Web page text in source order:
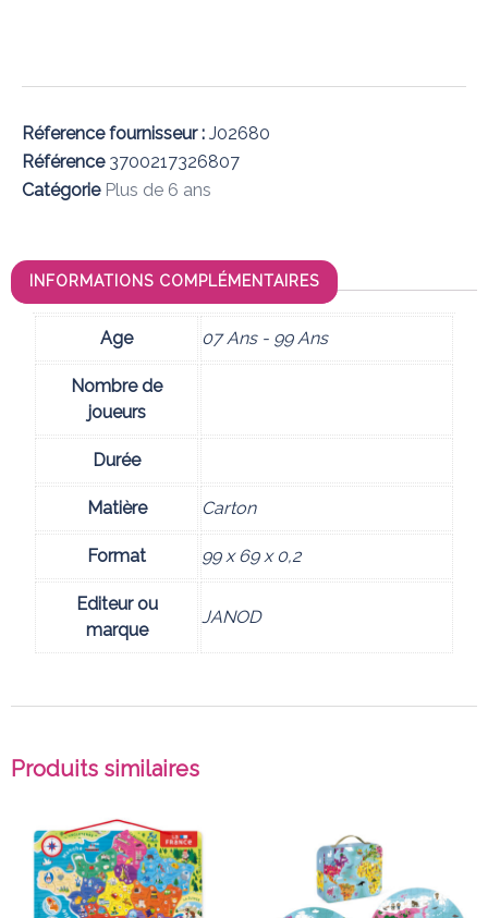
Réference fournisseur : J02680
Référence 3700217326807
Catégorie Plus de 6 ans
INFORMATIONS COMPLÉMENTAIRES
Age 07 Ans - 99 Ans
Nombre de
joueurs
Durée
Matière Carton
Format 99 x 69 x 0,2
Editeur ou
marque
JANOD
Produits similaires